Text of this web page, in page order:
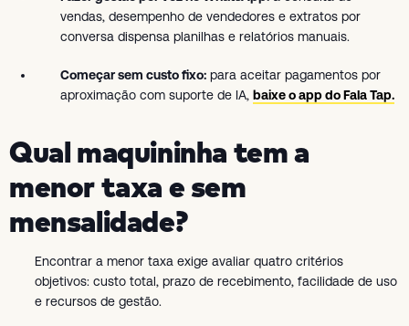
vendas, desempenho de vendedores e extratos por
conversa dispensa planilhas e relatórios manuais.
Começar sem custo fixo: para aceitar pagamentos por
aproximação com suporte de IA, baixe o app do Fala Tap.
Qual maquininha tem a
menor taxa e sem
mensalidade?
Encontrar a menor taxa exige avaliar quatro critérios
objetivos: custo total, prazo de recebimento, facilidade de uso
e recursos de gestão.